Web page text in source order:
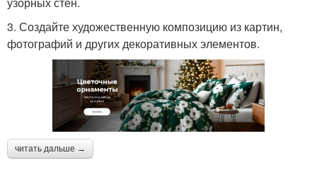
3. Создайте художественную композицию из картин,
фотографий и других декоративных элементов.
читать дальше →